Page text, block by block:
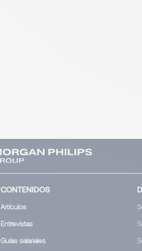
CONTENIDOS
Artículos
Entrevistas
Guías salariales